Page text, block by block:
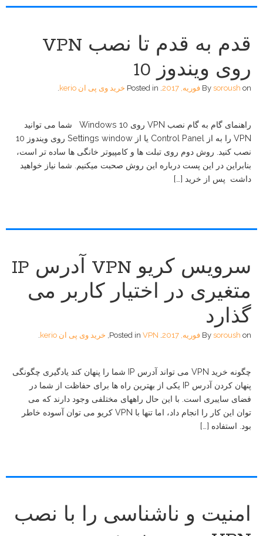
قدم به قدم تا نصب VPN
روی ویندوز 10
By soroush on فوریه, 2017 Posted in خرید وی پی ان kerio
راهنمای گام به گام نصب VPN روی Windows 10 شما می توانید
VPN را به از Control Panel یا از Settings window روی ویندوز 10
نصب کنید. روش دوم روی تبلت ها و کامپیوتر خانگی ها ساده تر است،
بنابراین در این پست درباره این روش صحبت میکنیم. شما نیاز خواهید
داشت پس از خرید […]
سرویس کریو VPN آدرس IP
متغیری در اختیار کاربر می
گذارد
By soroush on فوریه, 2017 .
Posted in VPN
, خرید وی پی ان kerio .
چگونه خرید VPN می تواند آدرس IP شما را پنهان کند یادگیری چگونگی
پنهان کردن آدرس IP یکی از بهترین راه ها برای حفاظت از شما در
فضای سایبری است. با این حال راههای مختلفی وجود دارند که می
توان این کار را انجام داد، اما تنها با VPN کریو می توان آسوده خاطر
بود. استفاده […]
امنیت و ناشناسی را با نصب